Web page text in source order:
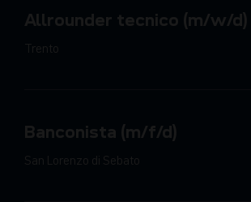
Allrounder tecnico (m/w/d)
Trento
Banconista (m/f/d)
San Lorenzo di Sebato